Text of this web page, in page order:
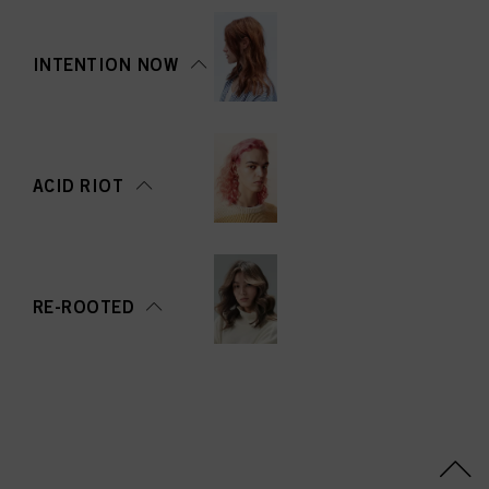
INTENTION NOW
ACID RIOT
RE-ROOTED